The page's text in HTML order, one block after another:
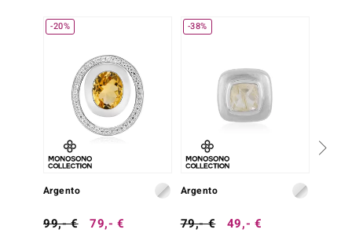
-20%
Argento
99,- € 79,- €
-38%
Argento
79,- € 49,- €